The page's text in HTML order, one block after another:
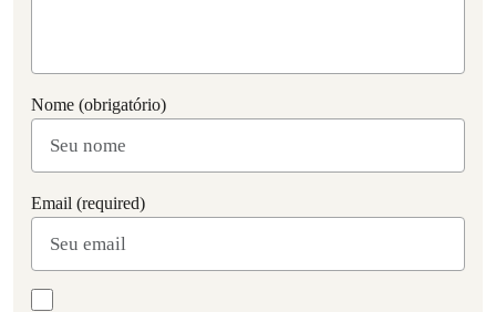
Nome (obrigatório)
Email (required)